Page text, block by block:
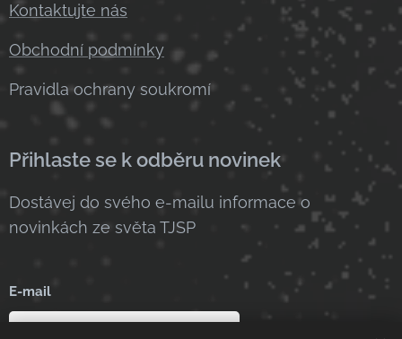
Kontaktujte nás
Obchodní podmínky
Pravidla ochrany soukromí
Přihlaste se k odběru novinek
Dostávej do svého e-mailu informace o
novinkách ze světa TJSP
E-mail